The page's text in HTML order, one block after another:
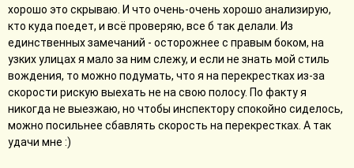
хорошо это скрываю. И что очень-очень хорошо анализирую,
кто куда поедет, и всё проверяю, все б так делали. Из
единственных замечаний - осторожнее с правым боком, на
узких улицах я мало за ним слежу, и если не знать мой стиль
вождения, то можно подумать, что я на перекрестках из-за
скорости рискую выехать не на свою полосу. По факту я
никогда не выезжаю, но чтобы инспектору спокойно сиделось,
можно посильнее сбавлять скорость на перекрестках. А так
удачи мне :)